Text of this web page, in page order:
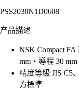
PSS2030N1D0608
产品描述
NSK Compact
mm・導程 30
精度等級 JIS C5
方標準